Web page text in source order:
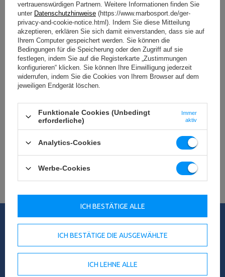
Benutzername / Kundenkarten-Nr. / E-mail
Passwort / PIN
EINLOGGEN
Ich habe meinen Benutzernamen oder Passwort vergessen
Registrieren
Wenn Sie noch kein Konto in unserem Shop erstellt haben, werden
Überprüfen Sie den Auftragsstatus
Track-Paket
Ich möchte die Ware reklamieren
Ich möchte die Ware zurückgeben
vertrauenswürdigen Partnern. Weitere Informationen finden Sie
unter Datenschutzhinweise (https://www.marbosport.de/ger-
privacy-and-cookie-notice.html). Indem Sie diese Mitteilung
akzeptieren, erklären Sie sich damit einverstanden, dass sie auf
Ihrem Computer gespeichert werden. Sie können die
Bedingungen für die Speicherung oder den Zugriff auf sie
festlegen, indem Sie auf die Registerkarte „Zustimmungen
konfigurieren“ klicken. Sie können Ihre Einwilligung jederzeit
widerrufen, indem Sie die Cookies von Ihrem Browser auf dem
jeweiligen Endgerät löschen.
Funktionale Cookies (Unbedingt
erforderliche)
Immer
aktiv
Analytics-Cookies
Werbe-Cookies
ICH BESTÄTIGE DIE AUSGEWÄHLTE
ICH LEHNE ALLE
ICH BESTÄTIGE ALLE